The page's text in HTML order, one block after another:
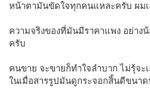
หน้าตามันขัดใจทุกคนแหละครับ ผมเ
ความจริงของที่มันมีราคาแพง อย่าง
ครับ
คนขาย จะขายก็ทำใจลำบาก ไม่รุ้จะ
ในเมื่อสารรูปมันดูกระจอกสิ้นดีขนา